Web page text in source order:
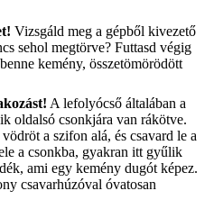
Vizsgáld meg a gépből kivezető
sehol megtörve? Futtasd végig
kemény, összetömörödött
A lefolyócső általában a
oldalsó csonkjára van rákötve.
a szifon alá, és csavard le a
a csonkba, gyakran itt gyűlik
ami egy kemény dugót képez.
csavarhúzóval óvatosan